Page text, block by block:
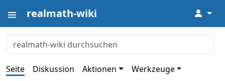
realmath-wiki ↓
Seite Diskussion Aktionen Werkzeuge